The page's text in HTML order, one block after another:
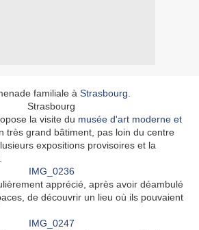
familiale à Strasbourg
la visite du musée d'art moderne et
très grand bâtiment, pas loin du centre
expositions provisoires et la
apprécié, après avoir déambulé
de découvrir un lieu où ils pouvaient